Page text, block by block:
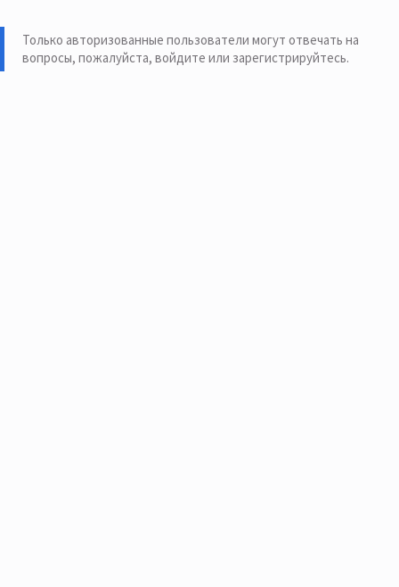
Только авторизованные пользователи могут отвечать на
вопросы, пожалуйста, войдите или зарегистрируйтесь.